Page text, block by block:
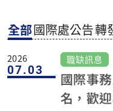
全部國際處公告轉
2026
07.03
職缺訊息
國際事
名，歡